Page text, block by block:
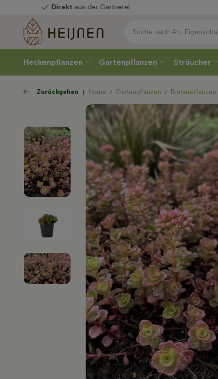
aus der Gärtnerei
Heckenpflanzen Gartenpflanzen Sträucher
Zurückgehen Home Gartenpflanzen Bienenpflanzen